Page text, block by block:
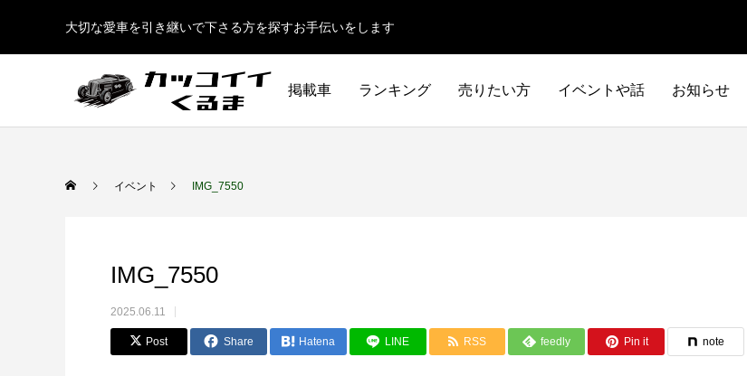
大切な愛車を引き継いで下さる方を探すお手伝いをします
掲載車 ランキング 売りたい方 イベントや話 お知らせ
イベント IMG_7550
IMG_7550
2025.06.11
Post Share Hatena LINE RSS feedly Pin it note